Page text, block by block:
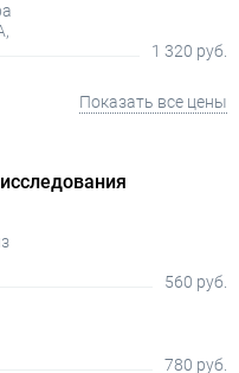
1 320 руб.
Показать все цены
560 руб.
780 руб.